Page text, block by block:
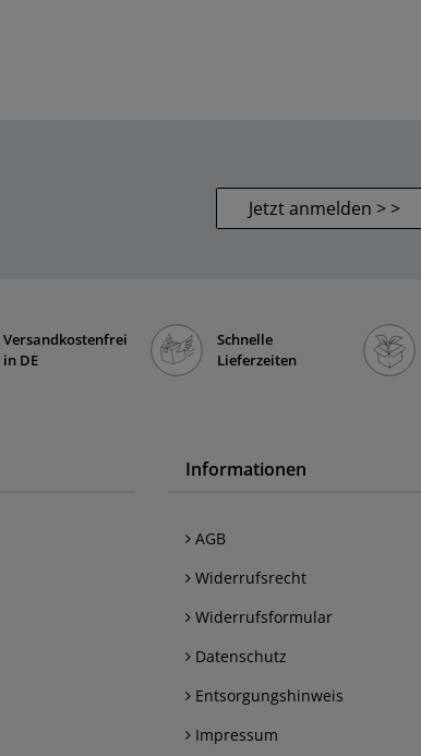
Jetzt anmelden > >
Versandkostenfrei
in DE
Schnelle
Lieferzeiten
Informationen
AGB
Widerrufsrecht
Widerrufsformular
Datenschutz
Entsorgungshinweis
Impressum